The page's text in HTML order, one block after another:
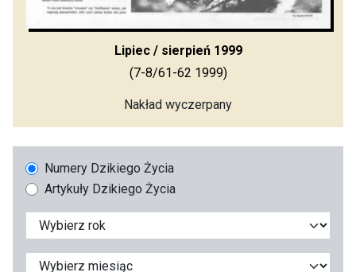
Lipiec / sierpień 1999
(7-8/61-62 1999)
Nakład wyczerpany
Numery Dzikiego Życia
Artykuły Dzikiego Życia